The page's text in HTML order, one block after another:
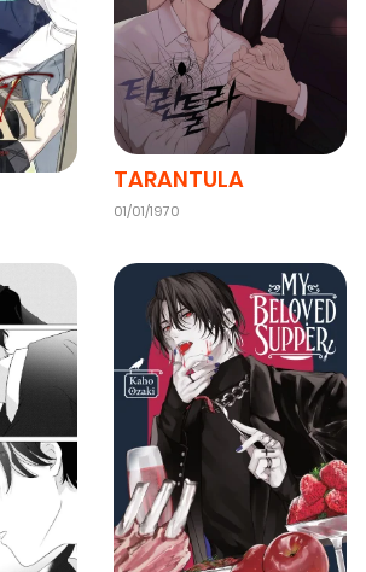
06/2026
2026 TARANTULA
01/01/1970